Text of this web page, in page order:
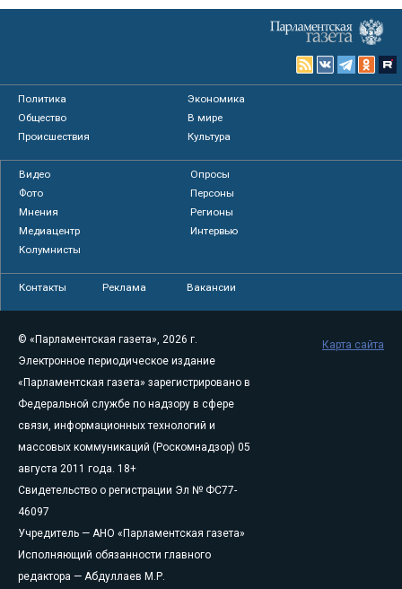
Политика
Экономика
Общество
В мире
Происшествия
Культура
Видео
Опросы
Фото
Персоны
Мнения
Регионы
Медиацентр
Интервью
Колумнисты
Контакты Реклама Вакансии
© «Парламентская газета», 2026 г.
Электронное периодическое издание
«Парламентская газета» зарегистрировано в
Федеральной службе по надзору в сфере
связи, информационных технологий и
массовых коммуникаций (Роскомнадзор) 05
августа 2011 года. 18+
Свидетельство о регистрации Эл № ФС77-
46097
Учредитель — АНО «Парламентская газета»
Исполняющий обязанности главного
редактора — Абдуллаев М.Р.
Карта сайта